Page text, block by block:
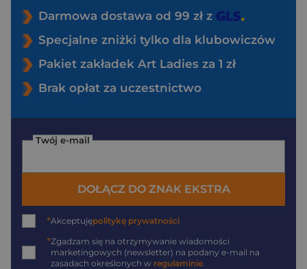
Darmowa dostawa od 99 zł z
Specjalne zniżki tylko dla klubowiczów
Pakiet zakładek Art Ladies za 1 zł
Brak opłat za uczestnictwo
Twój e-mail
DOŁĄCZ DO ZNAK EKSTRA
*Akceptujępolitykę prywatności
*Zgadzam się na otrzymywanie wiadomości
marketingowych (newsletter) na podany e-mail na
zasadach określonych w regulaminie